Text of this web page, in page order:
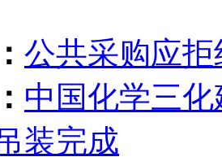
公共采购应
中国化学三
装完成